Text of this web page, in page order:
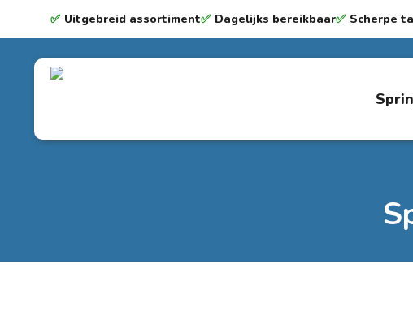
✅ Uitgebreid assortiment✅ Dagelijks bereikbaar✅ Scherpe